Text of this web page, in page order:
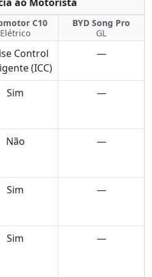
C10
Elétrico
BYD Song Pro
GL
Control
(ICC)
—
Sim —
Não —
Sim —
Sim —